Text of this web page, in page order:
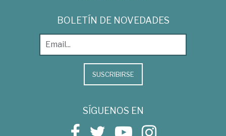
BOLETÍN DE NOVEDADES
SUSCRIBIRSE
SÍGUENOS EN